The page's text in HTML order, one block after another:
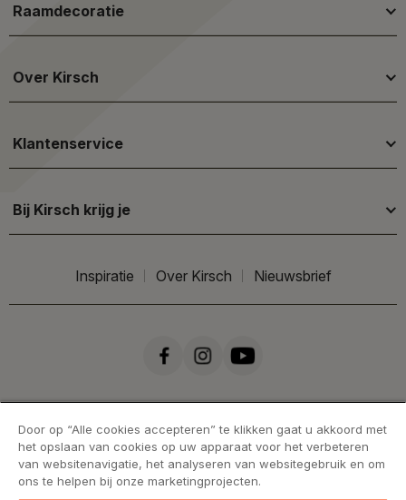
Raamdecoratie
Over Kirsch
Klantenservice
Bij Kirsch krijg je
Inspiratie Over Kirsch Nieuwsbrief
Door op “Alle cookies accepteren” te klikken gaat u akkoord met
het opslaan van cookies op uw apparaat voor het verbeteren
van websitenavigatie, het analyseren van websitegebruik en om
ons te helpen bij onze marketingprojecten.